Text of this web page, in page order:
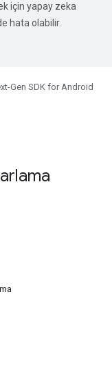
için yapay zeka
hata olabilir.
Gen SDK for Android